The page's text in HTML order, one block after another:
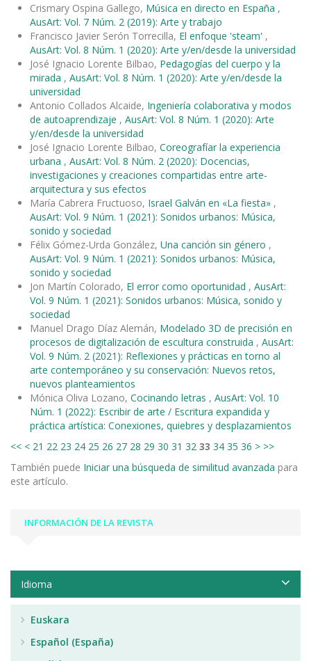
Crismary Ospina Gallego, Música en directo en España ,
AusArt: Vol. 7 Núm. 2 (2019): Arte y trabajo
Francisco Javier Serón Torrecilla, El enfoque 'steam' ,
AusArt: Vol. 8 Núm. 1 (2020): Arte y/en/desde la universidad
José Ignacio Lorente Bilbao, Pedagogías del cuerpo y la
mirada , AusArt: Vol. 8 Núm. 1 (2020): Arte y/en/desde la
universidad
Antonio Collados Alcaide, Ingeniería colaborativa y modos
de autoaprendizaje , AusArt: Vol. 8 Núm. 1 (2020): Arte
y/en/desde la universidad
José Ignacio Lorente Bilbao, Coreografíar la experiencia
urbana , AusArt: Vol. 8 Núm. 2 (2020): Docencias,
investigaciones y creaciones compartidas entre arte-
arquitectura y sus efectos
María Cabrera Fructuoso, Israel Galván en «La fiesta» ,
AusArt: Vol. 9 Núm. 1 (2021): Sonidos urbanos: Música,
sonido y sociedad
Félix Gómez-Urda González, Una canción sin género ,
AusArt: Vol. 9 Núm. 1 (2021): Sonidos urbanos: Música,
sonido y sociedad
Jon Martín Colorado, El error como oportunidad , AusArt:
Vol. 9 Núm. 1 (2021): Sonidos urbanos: Música, sonido y
sociedad
Manuel Drago Díaz Alemán, Modelado 3D de precisión en
procesos de digitalización de escultura construida , AusArt:
Vol. 9 Núm. 2 (2021): Reflexiones y prácticas en torno al
arte contemporáneo y su conservación: Nuevos retos,
nuevos planteamientos
Mónica Oliva Lozano, Cocinando letras , AusArt: Vol. 10
Núm. 1 (2022): Escribir de arte / Escritura expandida y
práctica artística: Conexiones, quiebres y desplazamientos
<< < 21 22 23 24 25 26 27 28 29 30 31 32 33 34 35 36 > >>
También puede Iniciar una búsqueda de similitud avanzada para
este artículo.
INFORMACIÓN DE LA REVISTA
Idioma
Euskara
Español (España)